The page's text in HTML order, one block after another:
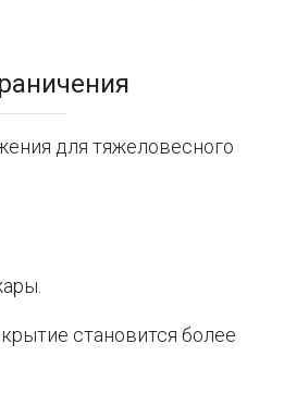
для тяжеловесного
становится более